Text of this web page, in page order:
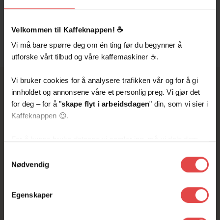
Velkommen til Kaffeknappen! ☕️
Vi må bare spørre deg om én ting før du begynner å
utforske vårt tilbud og våre kaffemaskiner ☕️.
Vi bruker cookies for å analysere trafikken vår og for å gi
innholdet og annonsene våre et personlig preg. Vi gjør det
for deg – for å "skape flyt i arbeidsdagen" din, som vi sier i
Kaffeknappen 😉.
medier, annonsering og analyse. De kan kombinere disse
dataene med annen informasjon du har delt med dem, eller
som de har samlet inn gjennom din bruk av tjenestene
deres.
Nødvendig
Egenskaper
HVORFOR ABONNEMENT?
Kaffeknappen vs. å gjøre det
De fleste bedriftene velger serviceavtale